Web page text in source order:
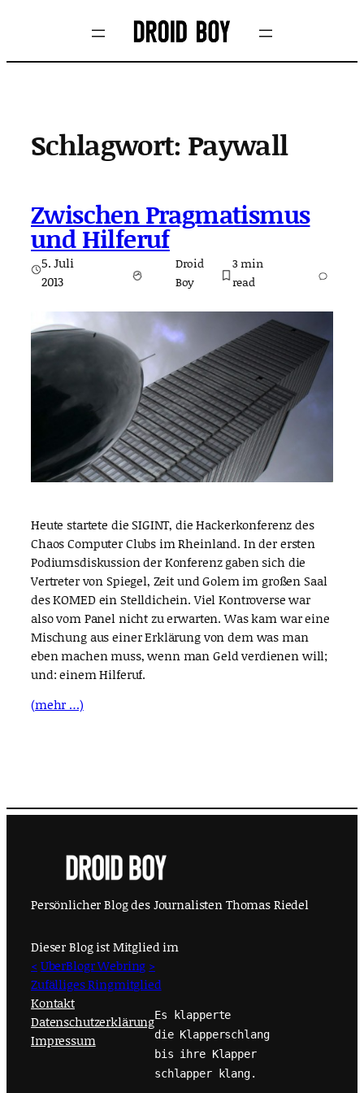
springen
Schlagwort: Paywall
Zwischen Pragmatismus
und Hilferuf
5. Juli
2013
Droid
Boy
3 min
read
Heute startete die SIGINT, die Hackerkonferenz des
Chaos Computer Clubs im Rheinland. In der ersten
Podiumsdiskussion der Konferenz gaben sich die
Vertreter von Spiegel, Zeit und Golem im großen Saal
des KOMED ein Stelldichein. Viel Kontroverse war
also vom Panel nicht zu erwarten. Was kam war eine
Mischung aus einer Erklärung von dem was man
eben machen muss, wenn man Geld verdienen will;
und: einem Hilferuf.
(mehr …)
Persönlicher Blog des Journalisten Thomas Riedel
Dieser Blog ist Mitglied im
< UberBlogr Webring >
Zufälliges Ringmitglied
Kontakt
Datenschutzerklärung
Impressum
Es klapperte
die Klapperschlang
bis ihre Klapper
schlapper klang.